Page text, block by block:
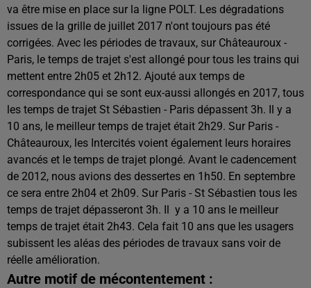
va être mise en place sur la ligne POLT. Les dégradations
issues de la grille de juillet 2017 n'ont toujours pas été
corrigées. Avec les périodes de travaux, sur Châteauroux -
Paris, le temps de trajet s'est allongé pour tous les trains qui
mettent entre 2h05 et 2h12. Ajouté aux temps de
correspondance qui se sont eux-aussi allongés en 2017, tous
les temps de trajet St Sébastien - Paris dépassent 3h. Il y a
10 ans, le meilleur temps de trajet était 2h29. Sur Paris -
Châteauroux, les Intercités voient également leurs horaires
avancés et le temps de trajet plongé. Avant le cadencement
de 2012, nous avions des dessertes en 1h50. En septembre
ce sera entre 2h04 et 2h09. Sur Paris - St Sébastien tous les
temps de trajet dépasseront 3h. Il y a 10 ans le meilleur
temps de trajet était 2h43. Cela fait 10 ans que les usagers
subissent les aléas des périodes de travaux sans voir de
réelle amélioration.
Autre motif de mécontentement :